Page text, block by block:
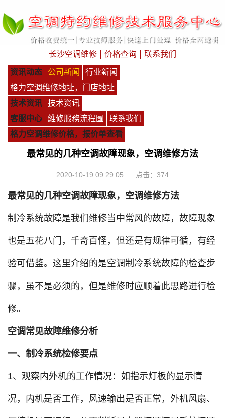
长沙空调维修 | 价格查询 | 联系我们
资讯动态 公司新闻
行业新闻
格力空调维修地址，门店地址
技术资讯
技术资讯
客服中心
維修服務流程圖
联系我们
格力空调维修价格，报价单查看
​最常见的几种空调故障现象，空调维修方法
2020-10-19 09:29:05 点击： 374
最常见的几种空调故障现象，空调维修方法
制冷系统故障是我们维修当中常风的故障，故障现象
也是五花八门，千奇百怪，但还是有规律可循，有经
验可借鉴。这里介绍的是空调制冷系统故障的检查步
骤，虽不是必须的，但是维修时应顺着此思路进行检
修。
空调常见故障维修分析
一、制冷系统检修要点
1、观察内外机的工作情况：如指示灯板的显示情
况，内机是否工作，风速输出是否正常，外机风扇、